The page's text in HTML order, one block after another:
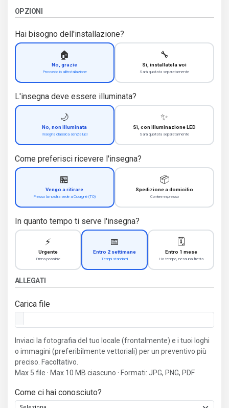
OPZIONI
Hai bisogno dell'installazione?
🏠
No, grazie
Provvedo io all'installazione
🔧
Sì, installatela voi
Sarà quotata separatamente
L'insegna deve essere illuminata?
🌙
No, non illuminata
Insegna classica senza luci
✨
Sì, con illuminazione LED
Sarà quotata separatamente
Come preferisci ricevere l'insegna?
🏪
Vengo a ritirare
Presso la nostra sede a Cuorgnè (TO)
📦
Spedizione a domicilio
Corriere espresso
In quanto tempo ti serve l'insegna?
⚡
Urgente
Prima possibile
📅
Entro 2 settimane
Tempi standard
🗓️
Entro 1 mese
Ho tempo, nessuna fretta
ALLEGATI
Carica file
Inviaci la fotografia del tuo locale (frontalmente) e i tuoi loghi
o immagini (preferibilmente vettoriali) per un preventivo più
preciso. Facoltativo.
Max 5 file · Max 10 MB ciascuno · Formati: JPG, PNG, PDF
Come ci hai conosciuto?